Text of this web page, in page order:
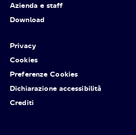
Azienda e staff
Download
Privacy
Cookies
Preferenze Cookies
Dichiarazione accessibilità
Crediti